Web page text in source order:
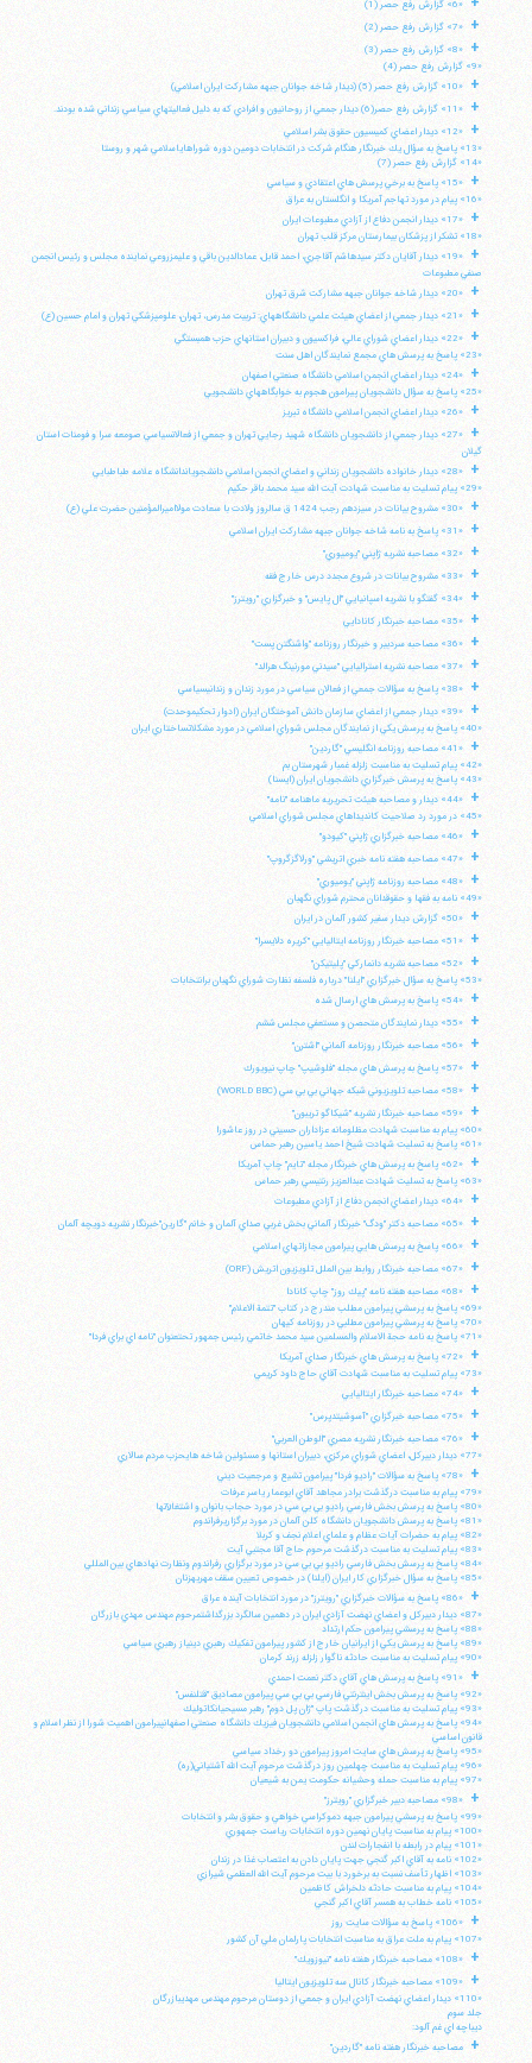
«6» گزارش رفع حصر (1)
+ «7» گزارش رفع حصر (2)
+
«8» گزارش رفع حصر (3)
«9» گزارش رفع حصر (4)
+ «10» گزارش رفع حصر (5) (ديدار شاخه جوانان جبهه مشاركت ايران اسلامي)
+ «11» گزارش رفع حصر(6) ديدار جمعي از روحانيون و افرادي كه به دليل فعاليتهاي سياسي زنداني شده بودند.
+
«12» ديدار اعضاي كميسيون حقوق بشر اسلامي
«13» پاسخ به سؤال يك خبرنگار هنگام شركت در انتخابات دومين دوره شوراهاياسلامي شهر و روستا
«14» گزارش رفع حصر (7)
+
«15» پاسخ به برخي پرسش هاي اعتقادي و سياسي
«16» پيام در مورد تهاجم آمريكا و انگلستان به عراق
+
«17» ديدار انجمن دفاع از آزادي مطبوعات ايران
«18» تشكر از پزشكان بيمارستان مركز قلب تهران
+
«19» ديدار آقايان دكتر سيدهاشم آقاجري، احمد قابل، عمادالدين باقي و عليمزروعي نماينده مجلس و رئيس انجمن
صنفي مطبوعات
+ «20» ديدار شاخه جوانان جبهه مشاركت شرق تهران
+ «21» ديدار جمعي از اعضاي هيئت علمي دانشگاههاي: تربيت مدرس، تهران، علومپزشكي تهران و امام حسين (ع)
+
«22» ديدار اعضاي شوراي عالي، فراكسيون و دبيران استانهاي حزب همبستگي
«23» پاسخ به پرسش هاي مجمع نمايندگان اهل سنت
+
«24» ديدار اعضاي انجمن اسلامي دانشگاه صنعتي اصفهان
«25» پاسخ به سؤال دانشجويان پيرامون هجوم به خوابگاههاي دانشجويي
+ «26» ديدار اعضاي انجمن اسلامي دانشگاه تبريز
+
«27» ديدار جمعي از دانشجويان دانشگاه شهيد رجايي تهران و جمعي از فعالانسياسي صومعه سرا و فومنات استان
گيلان
+
«28» ديدار خانواده دانشجويان زنداني و اعضاي انجمن اسلامي دانشجوياندانشگاه علامه طباطبايي
«29» پيام تسليت به مناسبت شهادت آيت الله سيد محمد باقر حكيم
+ «30» مشروح بيانات در سيزدهم رجب 1424 ق سالروز ولادت با سعادت مولااميرالمؤمنين حضرت علي (ع)
+ «31» پاسخ به نامه شاخه جوانان جبهه مشاركت ايران اسلامي
+ «32» مصاحبه نشريه ژاپني "يوميوري"
+ «33» مشروح بيانات در شروع مجدد درس خارج فقه
+ «34» گفتگو با نشريه اسپانيايي "ال پايس" و خبرگزاري "رويترز"
+ «35» مصاحبه خبرنگار كانادايي
+ «36» مصاحبه سردبير و خبرنگار روزنامه "واشنگتن پست"
+ «37» مصاحبه نشريه استراليايي "سيدني مورنينگ هرالد"
+ «38» پاسخ به سؤالات جمعي از فعالان سياسي در مورد زندان و زندانيسياسي
+
«39» ديدار جمعي از اعضاي سازمان دانش آموختگان ايران (ادوار تحكيموحدت)
«40» پاسخ به پرسش يكي از نمايندگان مجلس شوراي اسلامي در مورد مشكلاتساختاري ايران
+
«41» مصاحبه روزنامه انگليسي "گاردين"
«42» پيام تسليت به مناسبت زلزله غمبار شهرستان بم
«43» پاسخ به پرسش خبرگزاري دانشجويان ايران (ايسنا)
+
«44» ديدار و مصاحبه هيئت تحريريه ماهنامه "نامه"
«45» در مورد رد صلاحيت كانديداهاي مجلس شوراي اسلامي
+ «46» مصاحبه خبرگزاري ژاپني "كيودو"
+ «47» مصاحبه هفته نامه خبري اتريشي "ورلاگزگروپ"
+
«48» مصاحبه روزنامه ژاپني "يوميوري"
«49» نامه به فقها و حقوقدانان محترم شوراي نگهبان
+ «50» گزارش ديدار سفير كشور آلمان در ايران
+ «51» مصاحبه خبرنگار روزنامه ايتاليايي "كريره دلايسرا"
+
«52» مصاحبه نشريه دانماركي "پليتيكن"
«53» پاسخ به سؤال خبرگزاري "ايلنا" درباره فلسفه نظارت شوراي نگهبان برانتخابات
+ «54» پاسخ به پرسش هاي ارسال شده
+ «55» ديدار نمايندگان متحصن و مستعفي مجلس ششم
+ «56» مصاحبه خبرنگار روزنامه آلماني "اشترن"
+ «57» پاسخ به پرسش هاي مجله "فلوشيپ" چاپ نيويورك
+ «58» مصاحبه تلويزيوني شبكه جهاني بي بي سي (WORLD BBC)
+
«59» مصاحبه خبرنگار نشريه "شيكاگو تريبون"
«60» پيام به مناسبت شهادت مظلومانه عزاداران حسيني در روز عاشورا
«61» پاسخ به تسليت شهادت شيخ احمد ياسين رهبر حماس
+
«62» پاسخ به پرسش هاي خبرنگار مجله "تايم" چاپ آمريكا
«63» پاسخ به تسليت شهادت عبدالعزيز رنتيسي رهبر حماس
+ «64» ديدار اعضاي انجمن دفاع از آزادي مطبوعات
+ «65» مصاحبه دكتر "ودگ" خبرنگار آلماني بخش غربي صداي آلمان و خانم "گارين"خبرنگار نشريه دويچه آلمان
+ «66» پاسخ به پرسش هايي پيرامون مجازاتهاي اسلامي
+ «67» مصاحبه خبرنگار روابط بين الملل تلويزيون اتريش (ORF)
+
«68» مصاحبه هفته نامه "پيك روز" چاپ كانادا
«69» پاسخ به پرسشي پيرامون مطلب مندرج در كتاب "تتمة الاعلام"
«70» پاسخ به پرسشي پيرامون مطلبي در روزنامه كيهان
«71» پاسخ به نامه حجة الاسلام والمسلمين سيد محمد خاتمي رئيس جمهور تحتعنوان "نامه اي براي فردا"
+
«72» پاسخ به پرسش هاي خبرنگار صداي آمريكا
«73» پيام تسليت به مناسبت شهادت آقاي حاج داود كريمي
+ «74» مصاحبه خبرنگار ايتاليايي
+ «75» مصاحبه خبرگزاري "آسوشيتدپرس"
+
«76» مصاحبه خبرنگار نشريه مصري "الوطن العربي"
«77» ديدار دبيركل، اعضاي شوراي مركزي، دبيران استانها و مسئولين شاخه هايحزب مردم سالاري
+
«78» پاسخ به سؤالات "راديو فردا" پيرامون تشيع و مرجعيت ديني
«79» پيام به مناسبت درگذشت برادر مجاهد آقاي ابوعمار ياسر عرفات
«80» پاسخ به پرسش بخش فارسي راديو بي بي سي در مورد حجاب بانوان و اشتغالآنها
«81» پاسخ به پرسش دانشجويان دانشگاه كلن آلمان در مورد برگزاريرفراندوم
«82» پيام به حضرات آيات عظام و علماي اعلام نجف و كربلا
«83» پيام تسليت به مناسبت درگذشت مرحوم حاج آقا مجتبي آيت
«84» پاسخ به پرسش بخش فارسي راديو بي بي سي در مورد برگزاري رفراندوم ونظارت نهادهاي بين المللي
«85» پاسخ به سؤال خبرگزاري كار ايران (ايلنا) در خصوص تعيين سقف مهريهزنان
+
«86» پاسخ به سؤالات خبرگزاري "رويترز" در مورد انتخابات آينده عراق
«87» ديدار دبيركل و اعضاي نهضت آزادي ايران در دهمين سالگرد بزرگداشتمرحوم مهندس مهدي بازرگان
«88» پاسخ به پرسشي پيرامون حكم ارتداد
«89» پاسخ به پرسش يكي از ايرانيان خارج از كشور پيرامون تفكيك رهبري دينياز رهبري سياسي
«90» پيام تسليت به مناسبت حادثه ناگوار زلزله زرند كرمان
+
«91» پاسخ به پرسش هاي آقاي دكتر نعمت احمدي
«92» پاسخ به پرسش بخش اينترنتي فارسي بي بي سي پيرامون مصاديق "قتلنفس"
«93» پيام تسليت به مناسبت درگذشت پاپ "ژان پل دوم" رهبر مسيحيانكاتوليك
«94» پاسخ به پرسش هاي انجمن اسلامي دانشجويان فيزيك دانشگاه صنعتي اصفهانپيرامون اهميت شورا از نظر اسلام و
قانون اساسي
«95» پاسخ به پرسش هاي سايت امروز پيرامون دو رخداد سياسي
«96» پيام تسليت به مناسبت چهلمين روز درگذشت مرحوم آيت الله آشتياني(ره)
«97» پيام به مناسبت حمله وحشيانه حكومت يمن به شيعيان
+
«98» مصاحبه دبير خبرگزاري "رويترز"
«99» پاسخ به پرسشي پيرامون جبهه دموكراسي خواهي و حقوق بشر و انتخابات
«100» پيام به مناسبت پايان نهمين دوره انتخابات رياست جمهوري
«101» پيام در رابطه با انفجارات لندن
«102» نامه به آقاي اكبر گنجي جهت پايان دادن به اعتصاب غذا در زندان
«103» اظهار تأسف نسبت به برخورد با بيت مرحوم آيت الله العظمي شيرازي
«104» پيام به مناسبت حادثه دلخراش كاظمين
«105» نامه خطاب به همسر آقاي اكبر گنجي
+
«106» پاسخ به سؤالات سايت روز
«107» پيام به ملت عراق به مناسبت انتخابات پارلمان ملي آن كشور
+ «108» مصاحبه خبرنگار هفته نامه "نيوزويك"
+
«109» مصاحبه خبرنگار كانال سه تلويزيون ايتاليا
«110» ديدار اعضاي نهضت آزادي ايران و جمعي از دوستان مرحوم مهندس مهديبازرگان
جلد سوم
ديباچه اي غم آلود:
+ مصاحبه خبرنگار هفته نامه "گاردين"
آیت‌الله منتظری
وب سایت رسمی آیت‌الله منتظری
میدان مصلّی، بلوار شهید محمّد منتظری، كوچه
شماره ٨
فکس37740015-25-98+